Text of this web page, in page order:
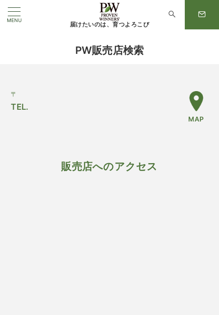
MENU
届けたいのは、育つよろこび
PW販売店検索
〒
TEL.
MAP
販売店へのアクセス